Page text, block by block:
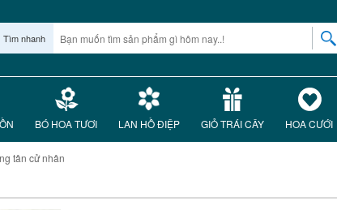
Tìm nhanh
BÓ HOA TƯƠI LAN HỒ ĐIỆP GIỎ TRÁI CÂY HOA CƯỚI
tân cử nhân